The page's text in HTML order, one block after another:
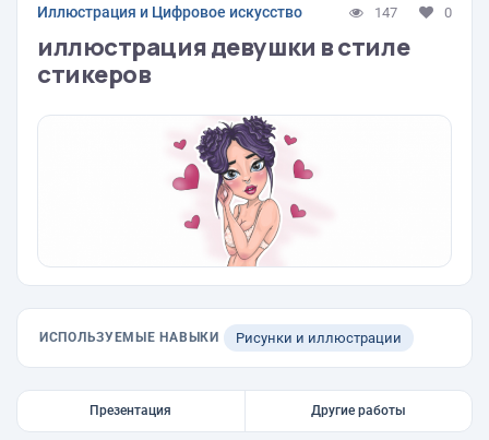
Иллюстрация и Цифровое искусство 147 0
иллюстрация девушки в стиле
стикеров
ИСПОЛЬЗУЕМЫЕ НАВЫКИ Рисунки и иллюстрации
Презентация Другие работы